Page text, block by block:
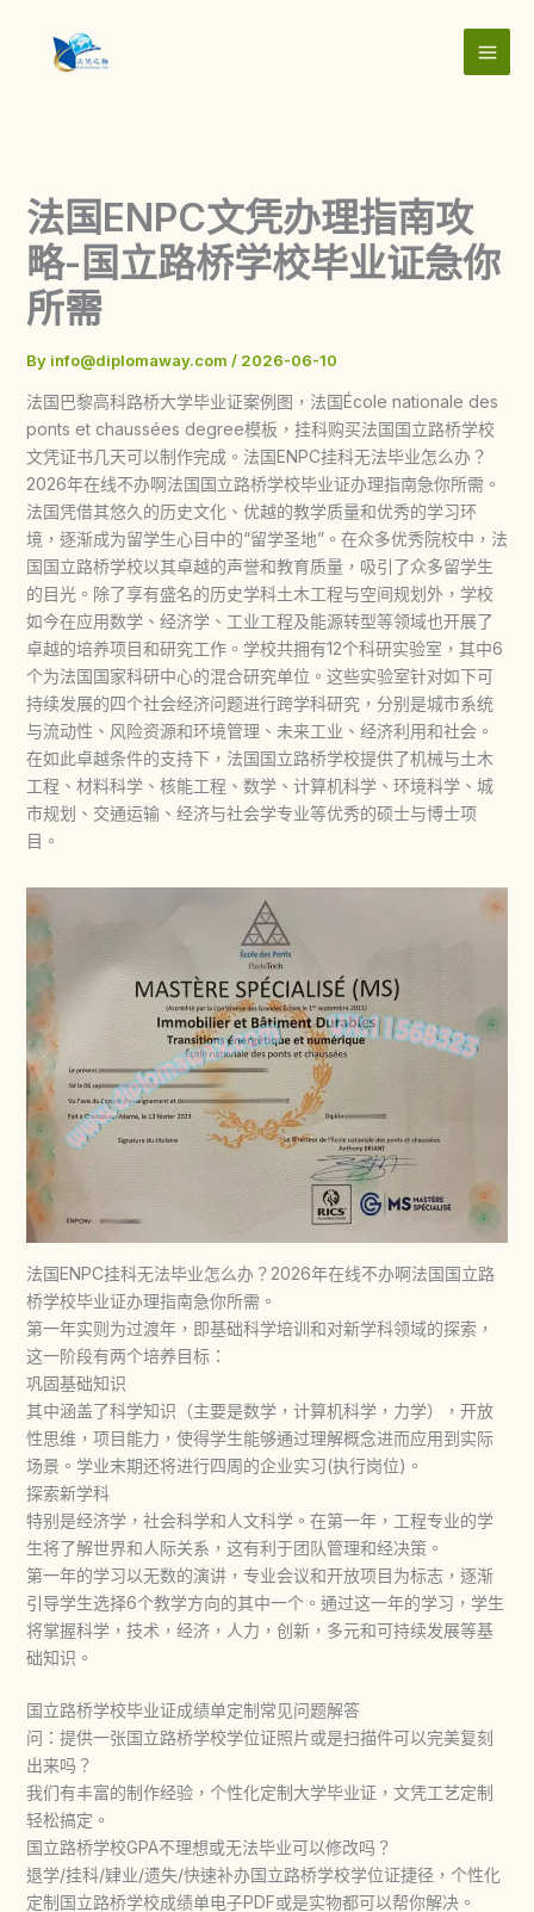
content
法国ENPC文凭办理指南攻
略-国立路桥学校毕业证急你
所需
By info@diplomaway.com / 2026-06-10
法国巴黎高科路桥大学毕业证案例图，法国École nationale des
ponts et chaussées degree模板，挂科购买法国国立路桥学校
文凭证书几天可以制作完成。法国ENPC挂科无法毕业怎么办？
2026年在线不办啊法国国立路桥学校毕业证办理指南急你所需。
法国凭借其悠久的历史文化、优越的教学质量和优秀的学习环
境，逐渐成为留学生心目中的“留学圣地”。在众多优秀院校中，法
国国立路桥学校以其卓越的声誉和教育质量，吸引了众多留学生
的目光。除了享有盛名的历史学科土木工程与空间规划外，学校
如今在应用数学、经济学、工业工程及能源转型等领域也开展了
卓越的培养项目和研究工作。学校共拥有12个科研实验室，其中6
个为法国国家科研中心的混合研究单位。这些实验室针对如下可
持续发展的四个社会经济问题进行跨学科研究，分别是城市系统
与流动性、风险资源和环境管理、未来工业、经济利用和社会。
在如此卓越条件的支持下，法国国立路桥学校提供了机械与土木
工程、材料科学、核能工程、数学、计算机科学、环境科学、城
市规划、交通运输、经济与社会学专业等优秀的硕士与博士项
目。
法国ENPC挂科无法毕业怎么办？2026年在线不办啊法国国立路
桥学校毕业证办理指南急你所需。
第一年实则为过渡年，即基础科学培训和对新学科领域的探索，
这一阶段有两个培养目标：
巩固基础知识
其中涵盖了科学知识（主要是数学，计算机科学，力学），开放
性思维，项目能力，使得学生能够通过理解概念进而应用到实际
场景。学业末期还将进行四周的企业实习(执行岗位)。
探索新学科
特别是经济学，社会科学和人文科学。在第一年，工程专业的学
生将了解世界和人际关系，这有利于团队管理和经决策。
第一年的学习以无数的演讲，专业会议和开放项目为标志，逐渐
引导学生选择6个教学方向的其中一个。通过这一年的学习，学生
将掌握科学，技术，经济，人力，创新，多元和可持续发展等基
础知识。
国立路桥学校毕业证成绩单定制常见问题解答
问：提供一张国立路桥学校学位证照片或是扫描件可以完美复刻
出来吗？
我们有丰富的制作经验，个性化定制大学毕业证，文凭工艺定制
轻松搞定。
国立路桥学校GPA不理想或无法毕业可以修改吗？
退学/挂科/肄业/遗失/快速补办国立路桥学校学位证捷径，个性化
定制国立路桥学校成绩单电子PDF或是实物都可以帮你解决。